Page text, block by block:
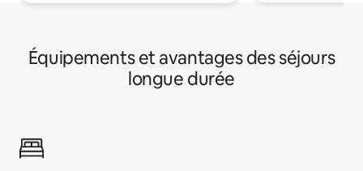
Équipements et avantages des séjours
longue durée